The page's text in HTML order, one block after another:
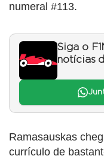
numeral #113.
Siga o
notícias
Ramasauskas
currículo de